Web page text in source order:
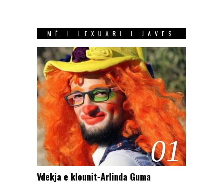
MË I LEXUARI I JAVES
01
Vdekja e klounit-Arlinda Guma